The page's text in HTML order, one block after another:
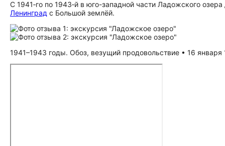
C 1941‑го по 1943‑й в юго-западной части Ладожского
Ленинград с Большой землёй.
1941–1943 годы. Обоз, везущий продовольствие • 16